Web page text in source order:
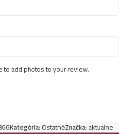
to add photos to your review.
Kategória:OstatnéZnačka:aktualne